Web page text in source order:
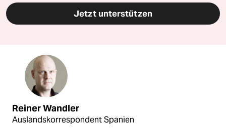
Jetzt unterstützen
Reiner Wandler
Auslandskorrespondent Spanien